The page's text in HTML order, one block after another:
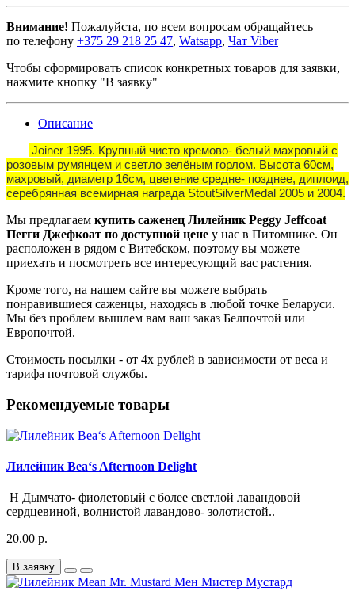
Внимание! Пожалуйста, по всем вопросам обращайтесь
по телефону +375 29 218 25 47, Watsapp, Чат Viber
Чтобы сформировать список конкретных товаров для заявки,
нажмите кнопку "В заявку"
Описание
Joiner 1995. Крупный чисто кремово- белый махровый с
розовым румянцем и светло зелёным горлом. Высота 60см,
махровый, диаметр 16см, цветение средне- позднее, диплоид,
серебрянная всемирная награда StoutSilverMedal 2005 и 2004.
Мы предлагаем купить саженец Лилейник Peggy Jeffcoat
Пегги Джефкоат по доступной цене у нас в Питомнике. Он
расположен в рядом с Витебском, поэтому вы можете
приехать и посмотреть все интересующий вас растения.
Кроме того, на нашем сайте вы можете выбрать
понравившиеся саженцы, находясь в любой точке Беларуси.
Мы без проблем вышлем вам ваш заказ Белпочтой или
Европочтой.
Стоимость посылки - от 4х рублей в зависимости от веса и
тарифа почтовой службы.
Рекомендуемые товары
Лилейник Bea‘s Afternoon Delight
Н Дымчато- фиолетовый с более светлой лавандовой
сердцевиной, волнистой лавандово- золотистой..
20.00 р.
В заявку